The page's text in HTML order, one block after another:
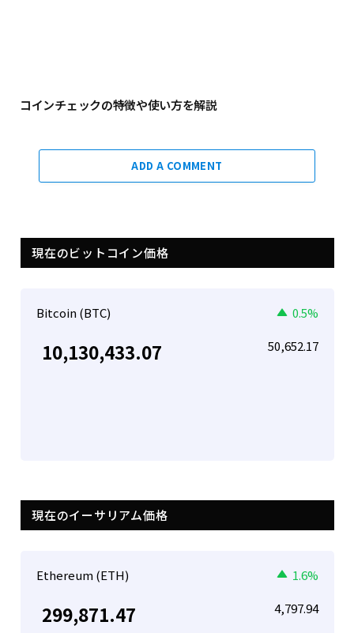
コインチェックの特徴や使い方を解説
ADD A COMMENT
現在のビットコイン価格
Bitcoin (BTC) 0.5%
10,130,433.07 50,652.17
現在のイーサリアム価格
Ethereum (ETH) 1.6%
299,871.47 4,797.94